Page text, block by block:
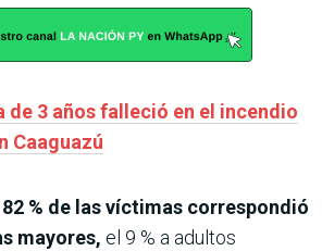
de 3 años falleció en el incendio
Caaguazú
82 % de las víctimas correspondió
mayores, el 9 % a adultos